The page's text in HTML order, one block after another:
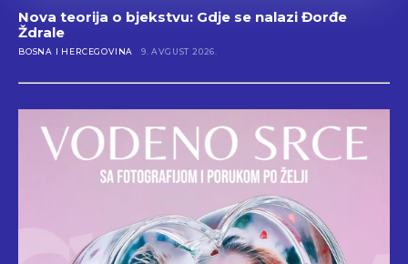
Nova teorija o bjekstvu: Gdje se nalazi Đorđe
Ždrale
BOSNA I HERCEGOVINA 9. AVGUST 2026.